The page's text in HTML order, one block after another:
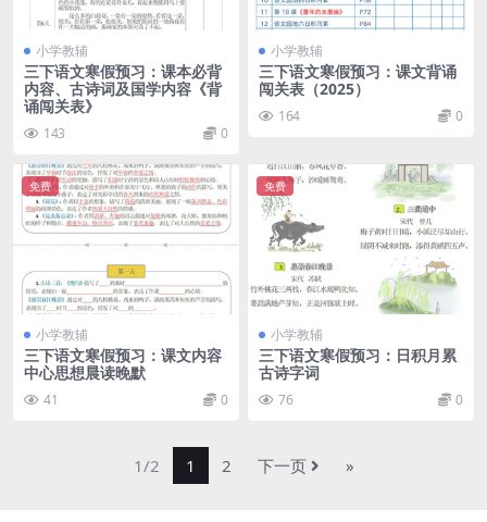
小学教辅
三下语文寒假预习：课本必背
内容、古诗词及国学内容《背
诵闯关表》
143 0
小学教辅
三下语文寒假预习：课文背诵
闯关表（2025）
164 0
免费
小学教辅
三下语文寒假预习：课文内容
中心思想晨读晚默
41 0
免费
小学教辅
三下语文寒假预习：日积月累
古诗字词
76 0
1/2 1 2 下一页 »